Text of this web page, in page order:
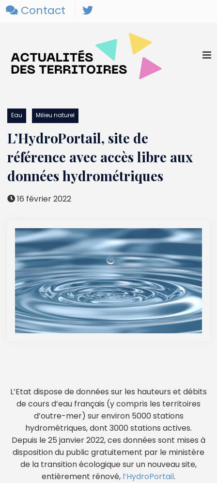
Contact
Eau Milieu naturel
L’HydroPortail, site de
référence avec accès libre aux
données hydrométriques
16 février 2022
L’Etat dispose de données sur les hauteurs et débits
de cours d’eau français (y compris les territoires
d’outre-mer) sur environ 5000 stations
hydrométriques, dont 3000 stations actives.
Depuis le 25 janvier 2022, ces données sont mises à
disposition du public gratuitement par le ministère
de la transition écologique sur un nouveau site,
entièrement rénové, l’HydroPortail.